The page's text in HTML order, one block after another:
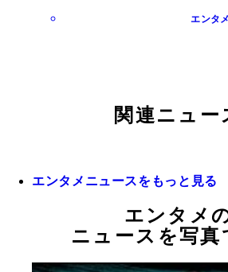
エンタメ
関連ニュー
エンタメニュースをもっと見る
エンタメ
ニュースを写真